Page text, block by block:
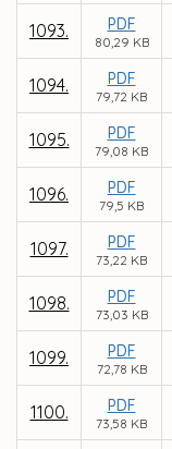
1093. PDF
80,29 KB
1094. PDF
79,72 KB
1095. PDF
79,08 KB
1096. PDF
79,5 KB
1097. PDF
73,22 KB
1098. PDF
73,03 KB
1099. PDF
72,78 KB
1100. PDF
73,58 KB